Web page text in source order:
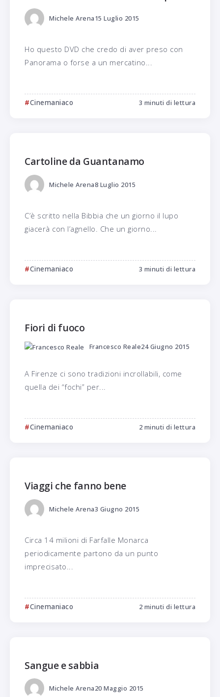
Michele Arena15 Luglio 2015
Ho questo DVD che credo di aver preso con
Panorama o forse a un mercatino...
Cinemaniaco 3 minuti di lettura
Cartoline da Guantanamo
Michele Arena8 Luglio 2015
C’è scritto nella Bibbia che un giorno il lupo
giacerà con l’agnello. Che un giorno...
Cinemaniaco 3 minuti di lettura
Fiori di fuoco
Francesco Reale24 Giugno 2015
A Firenze ci sono tradizioni incrollabili, come
quella dei “fochi” per...
Cinemaniaco 2 minuti di lettura
Viaggi che fanno bene
Michele Arena3 Giugno 2015
Circa 14 milioni di Farfalle Monarca
periodicamente partono da un punto
imprecisato...
Cinemaniaco 2 minuti di lettura
Sangue e sabbia
Michele Arena20 Maggio 2015